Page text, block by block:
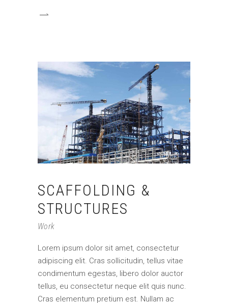
SCAFFOLDING &
STRUCTURES
Work
Lorem ipsum dolor sit amet, consectetur
adipiscing elit. Cras sollicitudin, tellus vitae
condimentum egestas, libero dolor auctor
tellus, eu consectetur neque elit quis nunc.
Cras elementum pretium est. Nullam ac